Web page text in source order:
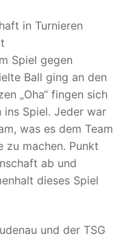
in Turnieren
Spiel gegen
Ball ging an den
„Oha“ fingen sich
ins Spiel. Jeder war
was es dem Team
zu machen. Punkt
ab und
dieses Spiel
und der TSG